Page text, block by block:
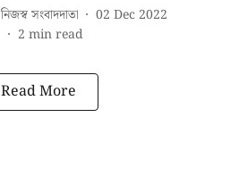
নিজস্ব সংবাদদাতা
02 Dec 2022
2 min read
Read More